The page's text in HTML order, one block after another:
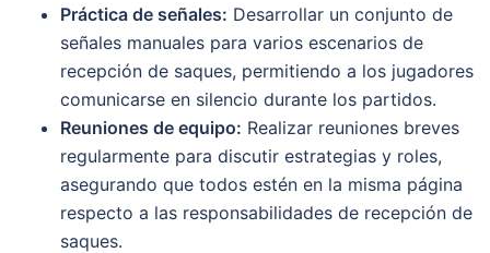
Práctica de señales: Desarrollar un conjunto de
señales manuales para varios escenarios de
recepción de saques, permitiendo a los jugadores
comunicarse en silencio durante los partidos.
Reuniones de equipo: Realizar reuniones breves
regularmente para discutir estrategias y roles,
asegurando que todos estén en la misma página
respecto a las responsabilidades de recepción de
saques.